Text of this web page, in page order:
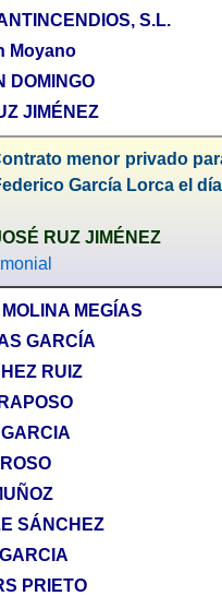
S.L.
Moyano
DOMINGO
JIMÉNEZ
menor privado
García Lorca el
RUZ JIMÉNEZ
MEGÍAS
GARCÍA
RUIZ
SÁNCHEZ
PRIETO